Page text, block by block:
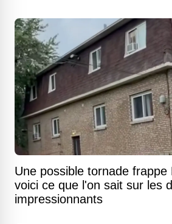
Une possible tornade frappe
voici ce que l'on sait sur les
impressionnants